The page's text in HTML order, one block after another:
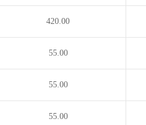
420.00
55.00
55.00
55.00